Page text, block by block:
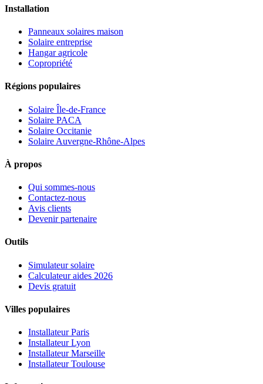
Installation
Panneaux solaires maison
Solaire entreprise
Hangar agricole
Copropriété
Régions populaires
Solaire Île-de-France
Solaire PACA
Solaire Occitanie
Solaire Auvergne-Rhône-Alpes
À propos
Qui sommes-nous
Contactez-nous
Avis clients
Devenir partenaire
Outils
Simulateur solaire
Calculateur aides 2026
Devis gratuit
Villes populaires
Installateur Paris
Installateur Lyon
Installateur Marseille
Installateur Toulouse